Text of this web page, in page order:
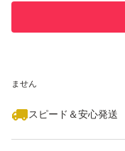
ません
スピード＆安心発送